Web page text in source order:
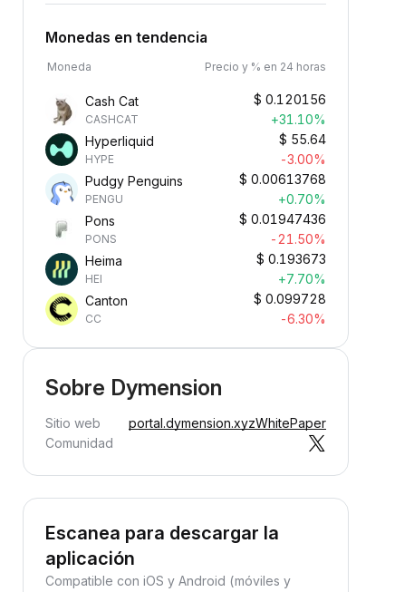
Monedas en tendencia
Moneda Precio y % en 24 horas
Cash Cat
CASHCAT
$ 0.120156
+31.10%
Hyperliquid
HYPE
$ 55.64
-3.00%
Pudgy Penguins
PENGU
$ 0.00613768
+0.70%
Pons
PONS
$ 0.01947436
-21.50%
Heima
HEI
$ 0.193673
+7.70%
Canton
CC
$ 0.099728
-6.30%
Sobre Dymension
Sitio web portal.dymension.xyzWhitePaper
Comunidad
Escanea para descargar la
aplicación
Compatible con iOS y Android (móviles y